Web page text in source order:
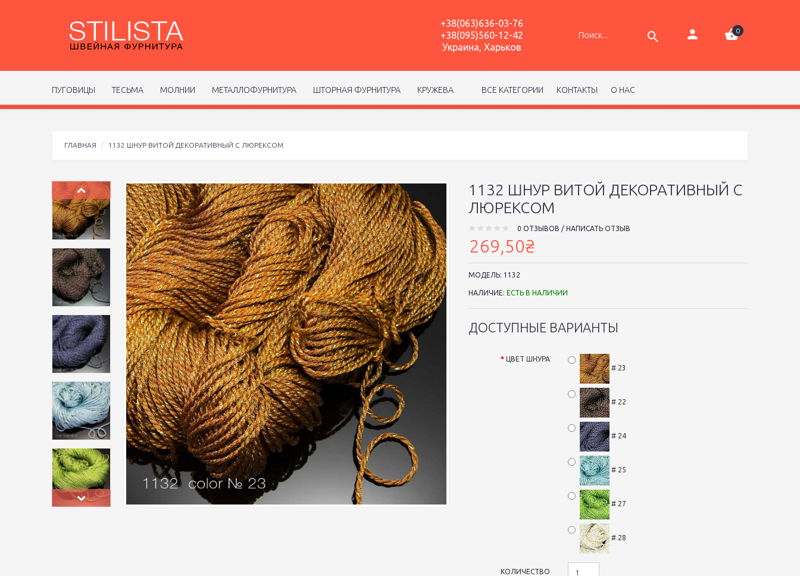
+38(063)636-03-76
+38(095)560-12-42
Украина, Харьков
0
ПУГОВИЦЫ ТЕСЬМА МОЛНИИ МЕТАЛЛОФУРНИТУРА ШТОРНАЯ ФУРНИТУРА КРУЖЕВА ВСЕ КАТЕГОРИИ КОНТАКТЫ О НАС
ГЛАВНАЯ 1132 ШНУР ВИТОЙ ДЕКОРАТИВНЫЙ С ЛЮРЕКСОМ
1132 ШНУР ВИТОЙ ДЕКОРАТИВНЫЙ С
ЛЮРЕКСОМ
0 ОТЗЫВОВ / НАПИСАТЬ ОТЗЫВ
269,50₴
МОДЕЛЬ: 1132
НАЛИЧИЕ: ЕСТЬ В НАЛИЧИИ
ДОСТУПНЫЕ ВАРИАНТЫ
ЦВЕТ ШНУРА
# 23
# 22
# 24
# 25
# 27
# 28
КОЛИЧЕСТВО